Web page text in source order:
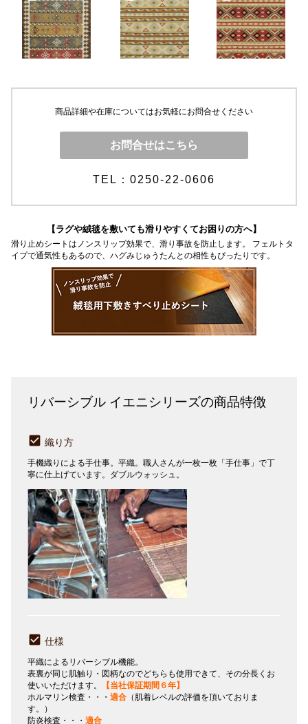
商品詳細や在庫についてはお気軽にお問合せください
お問合せはこちら
TEL：0250-22-0606
【ラグや絨毯を敷いても滑りやすくてお困りの方へ】
滑り止めシートはノンスリップ効果で、滑り事故を防止します。 フェルトタ
イプで通気性もあるので、ハグみじゅうたんとの相性もぴったりです。
リバーシブル イエニシリーズの商品特徴
織り方
手機織りによる手仕事。平織。職人さんが一枚一枚「手仕事」で丁
寧に仕上げています。ダブルウォッシュ。
仕様
平織によるリバーシブル機能。
表裏が同じ肌触り・図柄なのでどちらも使用できて、その分長くお
使いいただけます。
【当社保証期間６年】
ホルマリン検査・・・ 適合 （肌着レベルの評価を頂いておりま
す。）
防炎検査・・・ 適合